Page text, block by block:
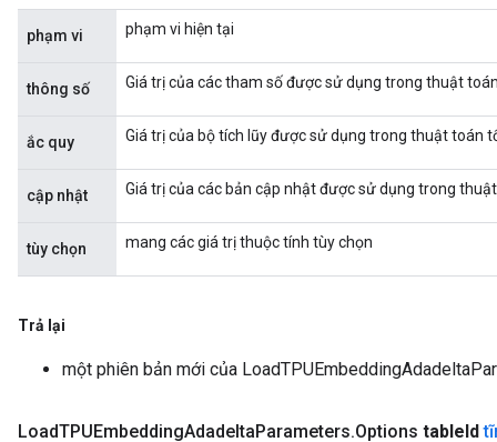
phạm vi phạm vi hiện tại
thông số Giá trị của các tham số được sử dụng trong thuật
ắc quy Giá trị của bộ tích lũy được sử dụng trong thuật toán
cập nhật Giá trị của các bản cập nhật được sử dụng trong
tùy chọn mang các giá trị thuộc tính tùy chọn
Trả lại
một phiên bản mới của
LoadTPUEmbeddingAdadeltaParameters.Options tableId